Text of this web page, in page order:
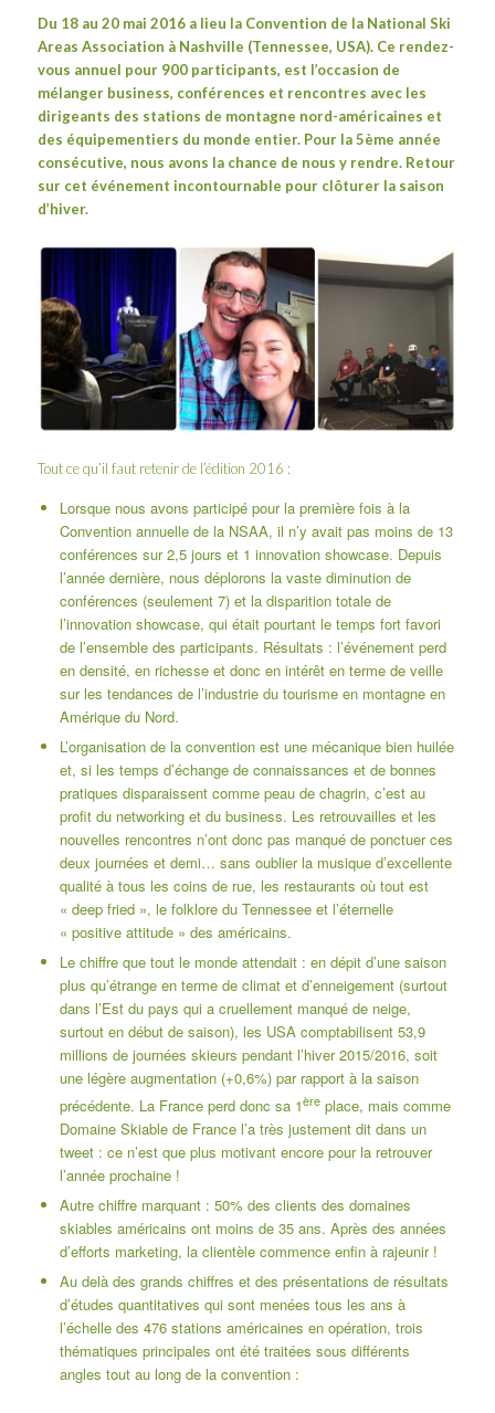
Du 18 au 20 mai 2016 a lieu la Convention de la National Ski
Areas Association à Nashville (Tennessee, USA). Ce rendez-
vous annuel pour 900 participants, est l’occasion de
mélanger business, conférences et rencontres avec les
dirigeants des stations de montagne nord-américaines et
des équipementiers du monde entier. Pour la 5ème année
consécutive, nous avons la chance de nous y rendre. Retour
sur cet événement incontournable pour clôturer la saison
d’hiver.
Tout ce qu’il faut retenir de l’édition 2016 :
Lorsque nous avons participé pour la première fois à la
Convention annuelle de la NSAA, il n’y avait pas moins de 13
conférences sur 2,5 jours et 1 innovation showcase. Depuis
l’année dernière, nous déplorons la vaste diminution de
conférences (seulement 7) et la disparition totale de
l’innovation showcase, qui était pourtant le temps fort favori
de l’ensemble des participants. Résultats : l’événement perd
en densité, en richesse et donc en intérêt en terme de veille
sur les tendances de l’industrie du tourisme en montagne en
Amérique du Nord.
L’organisation de la convention est une mécanique bien huilée
et, si les temps d’échange de connaissances et de bonnes
pratiques disparaissent comme peau de chagrin, c’est au
profit du networking et du business. Les retrouvailles et les
nouvelles rencontres n’ont donc pas manqué de ponctuer ces
deux journées et demi… sans oublier la musique d’excellente
qualité à tous les coins de rue, les restaurants où tout est
« deep fried », le folklore du Tennessee et l’éternelle
« positive attitude » des américains.
Le chiffre que tout le monde attendait : en dépit d’une saison
plus qu’étrange en terme de climat et d’enneigement (surtout
dans l’Est du pays qui a cruellement manqué de neige,
surtout en début de saison), les USA comptabilisent 53,9
millions de journées skieurs pendant l’hiver 2015/2016, soit
une légère augmentation (+0,6%) par rapport à la saison
précédente. La France perd donc sa 1èreplace, mais comme
Domaine Skiable de Francel’a très justement dit dans un
tweet : ce n’est que plus motivant encore pour la retrouver
l’année prochaine !
Autre chiffre marquant : 50% des clients des domaines
skiables américains ont moins de 35 ans. Après des années
d’efforts marketing, la clientèle commence enfin à rajeunir !
Au delà des grands chiffres et des présentations de résultats
d’études quantitatives qui sont menées tous les ans à
l’échelle des 476 stations américaines en opération, trois
thématiques principales ont été traitées sous différents
angles tout au long de la convention :